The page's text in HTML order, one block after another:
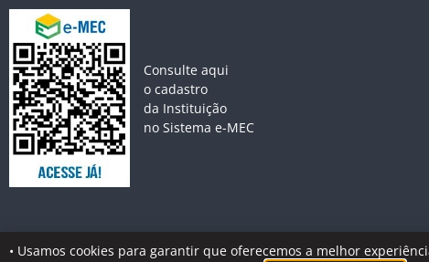
Consulte aqui
o cadastro
da Instituição
no Sistema e-MEC
• Usamos cookies para garantir que oferecemos a melhor